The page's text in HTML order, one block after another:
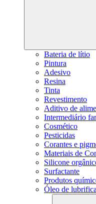
Bateria de lítio
Pintura
Adesivo
Resina
Tinta
Revestimento
Aditivo de
Intermediário
Cosmético
Pesticidas
Corantes e
Materiais de
Silicone
Surfactante
Produtos
Óleo de